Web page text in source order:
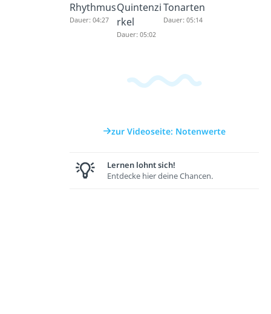
Rhythmus
Dauer: 04:27
Quintenzi
rkel
Dauer: 05:02
Tonarten
Dauer: 05:14
zur Videoseite: Notenwerte
Lernen lohnt sich!
Entdecke hier deine Chancen.